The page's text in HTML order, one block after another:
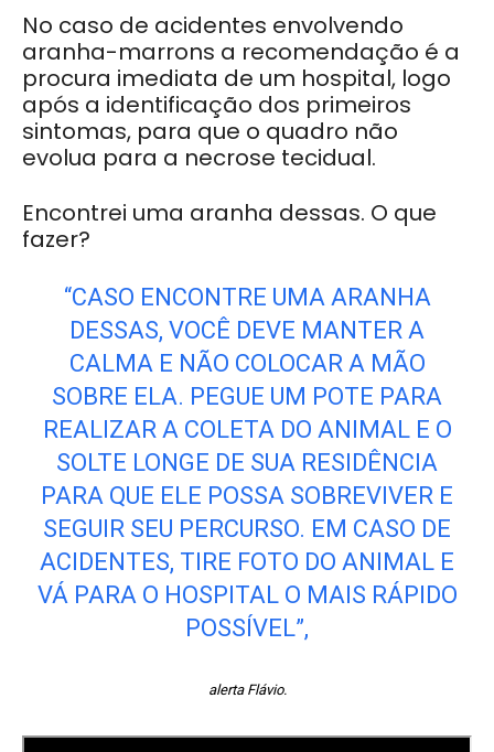
No caso de acidentes envolvendo
aranha-marrons a recomendação é a
procura imediata de um hospital, logo
após a identificação dos primeiros
sintomas, para que o quadro não
evolua para a necrose tecidual.
Encontrei uma aranha dessas. O que
fazer?
“CASO ENCONTRE UMA ARANHA
DESSAS, VOCÊ DEVE MANTER A
CALMA E NÃO COLOCAR A MÃO
SOBRE ELA. PEGUE UM POTE PARA
REALIZAR A COLETA DO ANIMAL E O
SOLTE LONGE DE SUA RESIDÊNCIA
PARA QUE ELE POSSA SOBREVIVER E
SEGUIR SEU PERCURSO. EM CASO DE
ACIDENTES, TIRE FOTO DO ANIMAL E
VÁ PARA O HOSPITAL O MAIS RÁPIDO
POSSÍVEL”,
alerta Flávio.